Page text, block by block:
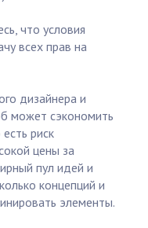
что условия
всех прав на
дизайнера и
может сэкономить
риск
цены за
пул идей и
концепций и
элементы.